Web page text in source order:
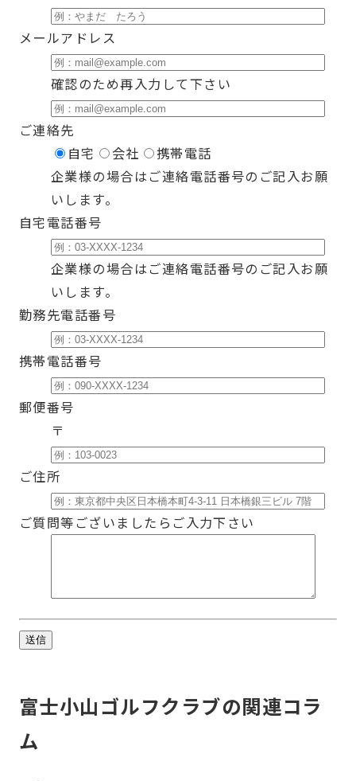
メールアドレス
確認のため再入力して下さい
ご連絡先
自宅
会社
携帯電話
企業様の場合はご連絡電話番号のご記入お願
いします。
自宅電話番号
企業様の場合はご連絡電話番号のご記入お願
いします。
勤務先電話番号
携帯電話番号
郵便番号
〒
ご住所
ご質問等ございましたらご入力下さい
富士小山ゴルフクラブの関連コラ
ム